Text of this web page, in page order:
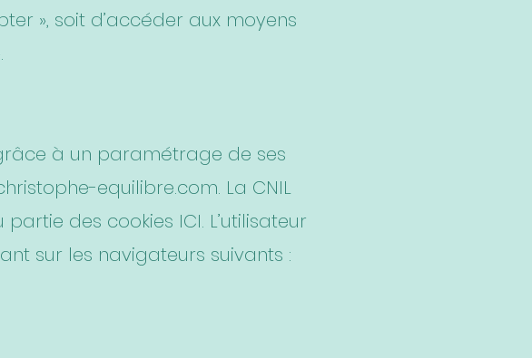
», soit d’accéder aux moyens
à un paramétrage de ses
equilibre.com. La CNIL
des cookies ICI. L’utilisateur
sur les navigateurs suivants :